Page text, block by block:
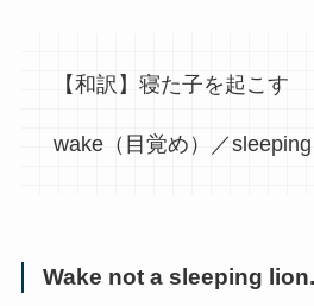
【和訳】寝た子を起こす
wake（目覚め）／sleeping
Wake not a sleeping lion.